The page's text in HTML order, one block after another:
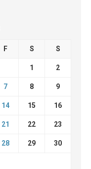
F S S
1 2
7 8 9
14 15 16
21 22 23
28 29 30